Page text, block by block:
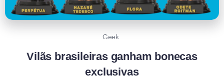
Geek
Vilãs brasileiras ganham bonecas
exclusivas